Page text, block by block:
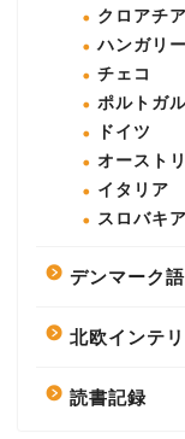
クロアチア
ハンガリー
チェコ
ポルトガ
ドイツ
オースト
イタリア
スロバキア
デンマーク語
北欧インテ
読書記録